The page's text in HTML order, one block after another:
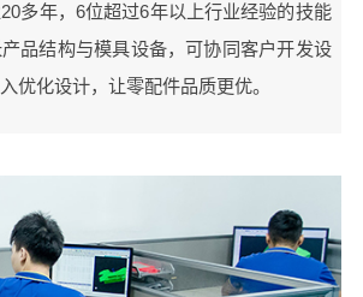
多年，6位超过6年以上行业经验的技能
品结构与模具设备，可协同客户开发设
优化设计，让零配件品质更优。